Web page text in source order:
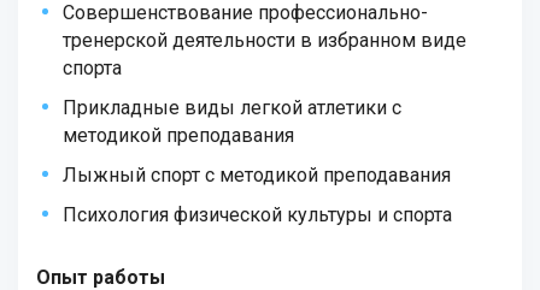
Совершенствование профессионально-
тренерской деятельности в избранном виде
спорта
Прикладные виды легкой атлетики с
методикой преподавания
Лыжный спорт с методикой преподавания
Психология физической культуры и спорта
Опыт работы